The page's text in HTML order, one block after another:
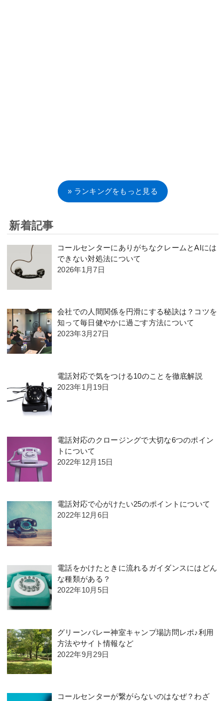
» ランキングをもっと見る
新着記事
コールセンターにありがちなクレームとAIには
できない対処法について
2026年1月7日
会社での人間関係を円滑にする秘訣は？コツを
知って毎日健やかに過ごす方法について
2023年3月27日
電話対応で気をつける10のことを徹底解説
2023年1月19日
電話対応のクロージングで大切な6つのポイン
トについて
2022年12月15日
電話対応で心がけたい25のポイントについて
2022年12月6日
電話をかけたときに流れるガイダンスにはどん
な種類がある？
2022年10月5日
グリーンバレー神室キャンプ場訪問レポ♪利用
方法やサイト情報など
2022年9月29日
コールセンターが繋がらないのはなぜ？わざ